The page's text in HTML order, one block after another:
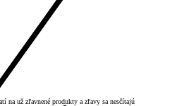
na už zľavnené produkty a zľavy sa nesčítajú